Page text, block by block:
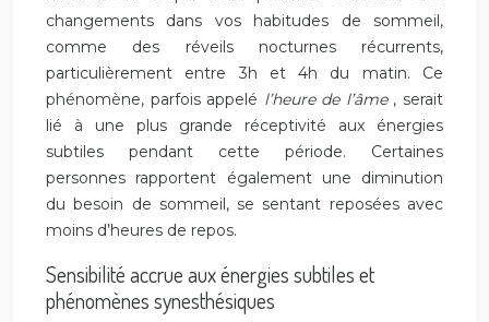
changements dans vos habitudes de sommeil,
comme des réveils nocturnes récurrents,
particulièrement entre 3h et 4h du matin. Ce
phénomène, parfois appelé l’heure de l’âme , serait
lié à une plus grande réceptivité aux énergies
subtiles pendant cette période. Certaines
personnes rapportent également une diminution
du besoin de sommeil, se sentant reposées avec
moins d’heures de repos.
Sensibilité accrue aux énergies subtiles et
phénomènes synesthésiques